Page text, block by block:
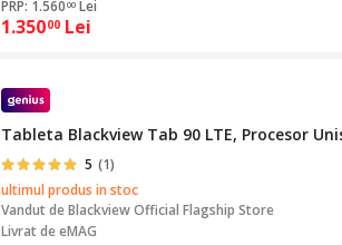
PRP: 1.560 00 Lei
1.35000 Lei
Tableta Blackview Tab 90 LTE, Procesor
5 (1)
ultimul produs in stoc
Vandut deBlackview Official Flagship Store
Livrat de eMAG